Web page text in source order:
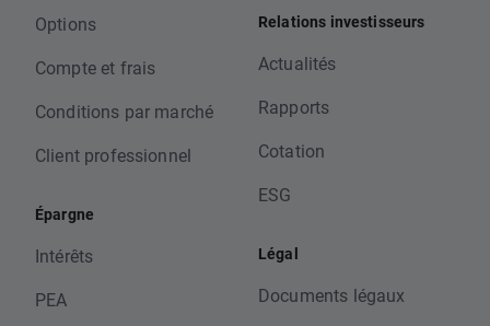
Options
Compte et frais
Conditions par marché
Client professionnel
Épargne
Intérêts
PEA
Relations investisseurs
Actualités
Rapports
Cotation
ESG
Légal
Documents légaux